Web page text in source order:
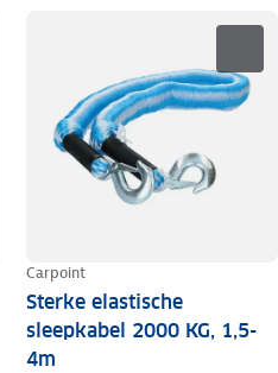
Carpoint
Sterke elastische
sleepkabel 2000 KG, 1,5-
4m